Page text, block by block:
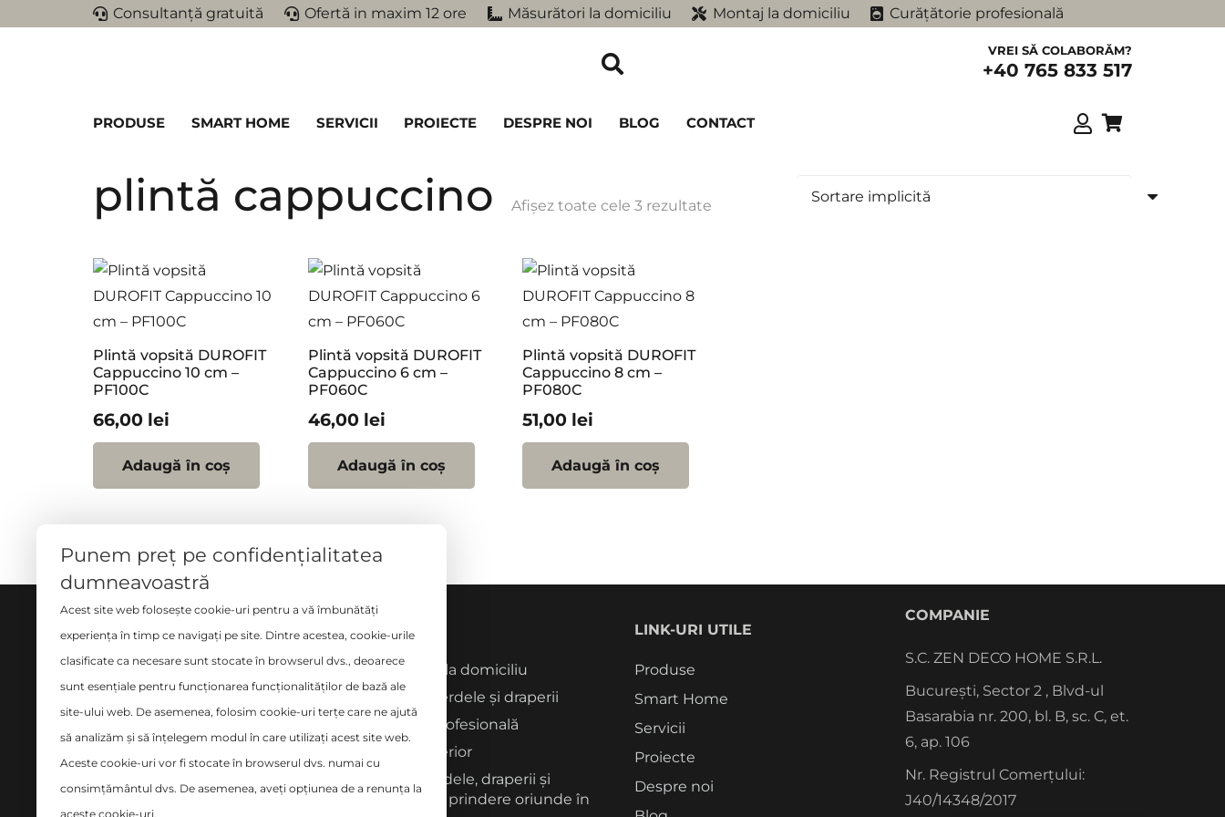
Consultanță gratuită Ofertă in maxim 12 ore Măsurători la domiciliu Montaj la domiciliu Curățătorie profesională
VREI SĂ COLABORĂM?
+40 765 833 517
PRODUSE SMART HOME SERVICII PROIECTE DESPRE NOI BLOG CONTACT
plintă cappuccino Afișez toate cele 3 rezultate
Plintă vopsită DUROFIT
Cappuccino 10 cm –
PF100C
66,00 lei
Adaugă în coș
Plintă vopsită DUROFIT
Cappuccino 6 cm –
PF060C
46,00 lei
Adaugă în coș
Plintă vopsită DUROFIT
Cappuccino 8 cm –
PF080C
51,00 lei
Adaugă în coș
DESPRE NOI
seriozitate în tot ce facem și ne
place să credem că avem o
abordare diferită în domeniul
SERVICII
Măsurători la domiciliu
Croitorie perdele și draperii
Curățare profesională
Design interior
Montaj perdele, draperii și
sisteme de prindere oriunde în
LINK-URI UTILE
Produse
Smart Home
Servicii
Proiecte
Despre noi
COMPANIE
S.C. ZEN DECO HOME S.R.L.
București, Sector 2 , Blvd-ul
Basarabia nr. 200, bl. B, sc. C, et.
6, ap. 106
Nr. Registrul Comerțului:
J40/14348/2017
Punem preț pe confidențialitatea
dumneavoastră
Acest site web folosește cookie-uri pentru a vă îmbunătăți
experiența în timp ce navigați pe site. Dintre acestea, cookie-urile
clasificate ca necesare sunt stocate în browserul dvs., deoarece
sunt esențiale pentru funcționarea funcționalităților de bază ale
site-ului web. De asemenea, folosim cookie-uri terțe care ne ajută
să analizăm și să înțelegem modul în care utilizați acest site web.
Aceste cookie-uri vor fi stocate în browserul dvs. numai cu
consimțământul dvs. De asemenea, aveți opțiunea de a renunța la
aceste cookie-uri.